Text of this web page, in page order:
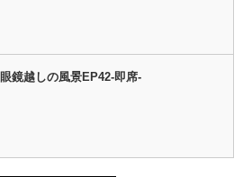
眼鏡越しの風景EP42-即席-